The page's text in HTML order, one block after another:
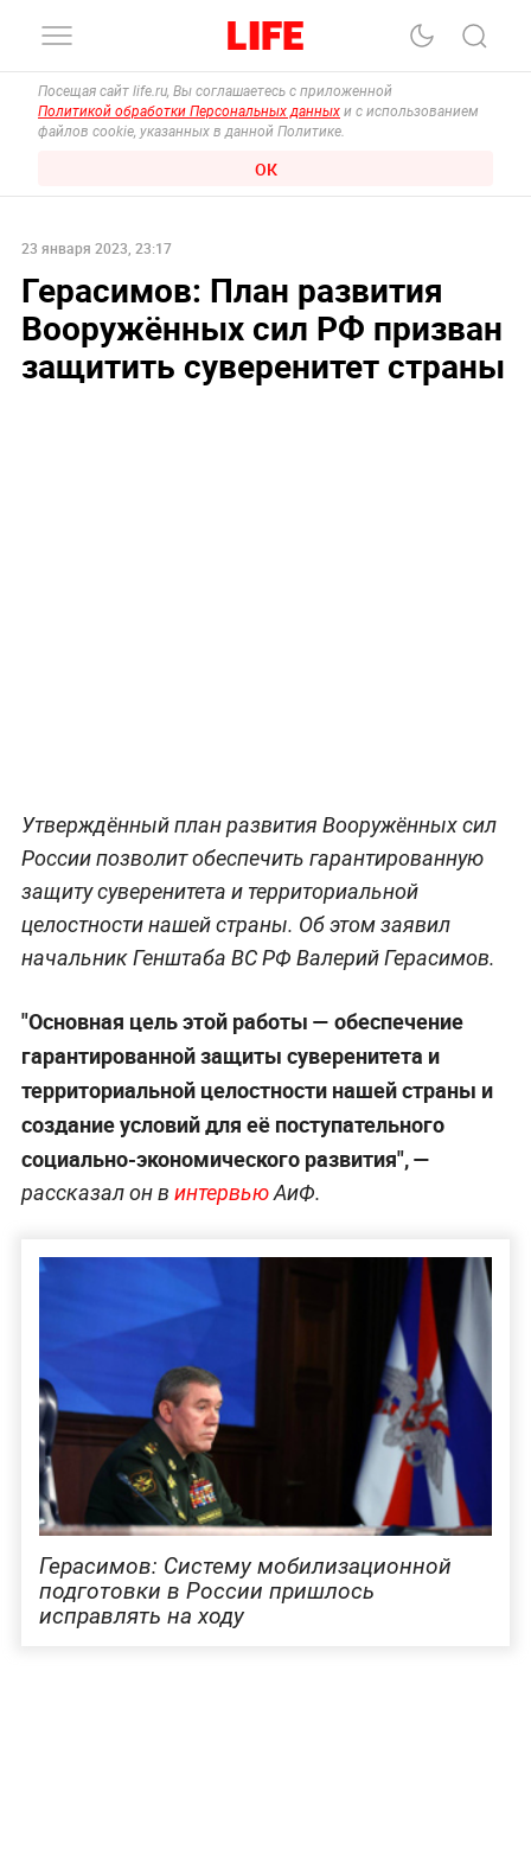
Посещая сайт life.ru, Вы соглашаетесь с приложенной
Политикой обработки Персональных данных и с использованием
файлов cookie, указанных в данной Политике.
ОК
23 января 2023, 23:17
Герасимов: План развития
Вооружённых сил РФ призван
защитить суверенитет страны
Утверждённый план развития Вооружённых сил
России позволит обеспечить гарантированную
защиту суверенитета и территориальной
целостности нашей страны. Об этом заявил
начальник Генштаба ВС РФ Валерий Герасимов.
"Основная цель этой работы — обеспечение
гарантированной защиты суверенитета и
территориальной целостности нашей страны и
создание условий для её поступательного
социально-экономического развития", —
рассказал он в интервьюАиФ.
Герасимов: Систему мобилизационной
подготовки в России пришлось
исправлять на ходу